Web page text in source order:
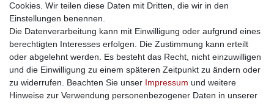
Facebook
sicher einkaufen
Sichere Bestellung und Zahlung via SSL Verschlüsselung
Cookies. Wir teilen diese Daten mit Dritten, die wir in den
Einstellungen benennen.
Die Datenverarbeitung kann mit Einwilligung oder aufgrund eines
berechtigten Interesses erfolgen. Die Zustimmung kann erteilt
oder abgelehnt werden. Es besteht das Recht, nicht einzuwilligen
und die Einwilligung zu einem späteren Zeitpunkt zu ändern oder
zu widerrufen. Beachten Sie unser Impressum und weitere
Hinweise zur Verwendung personenbezogener Daten in unserer